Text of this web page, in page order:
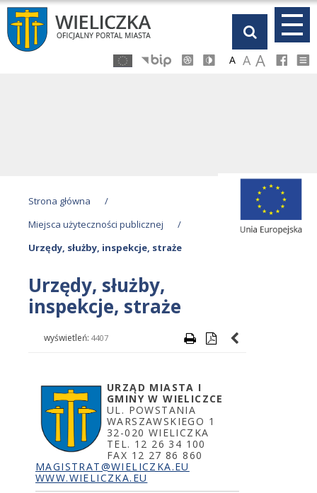
do
treści
do
do
do
A A A
Strona główna
/
Miejsca użyteczności publicznej
/
Urzędy, służby, inspekcje, straże
Urzędy, służby,
inspekcje, straże
wyświetleń: 4407
URZĄD MIASTA I
GMINY W WIELICZCE
UL. POWSTANIA
WARSZAWSKIEGO 1
32-020 WIELICZKA
TEL. 12 26 34 100
FAX 12 27 86 860
MAGISTRAT@WIELICZKA.EU
WWW.WIELICZKA.EU